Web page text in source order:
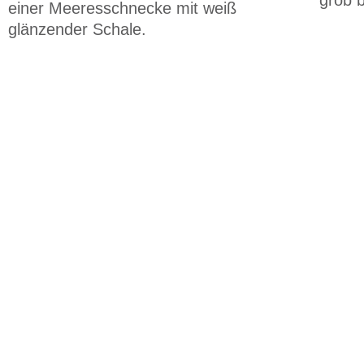
einer Meeresschnecke mit weiß
glänzender Schale.